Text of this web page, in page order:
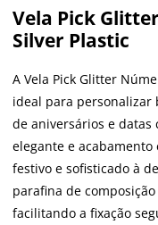
Vela Pick
Silver Plastic
A Vela Pick Glitter
ideal para personalizar
de aniversários e datas
elegante e
festivo e sofisticado à
parafina de
facilitando a fixação